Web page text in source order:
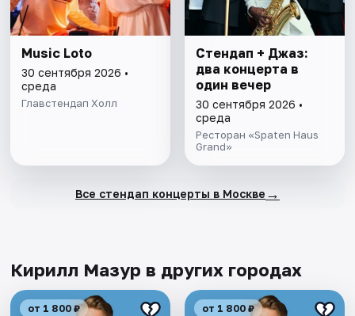
Music Loto
30 сентября 2026 •
среда
Главстендап Холл
Стендап + Джаз:
два концерта в
один вечер
30 сентября 2026 •
среда
Ресторан «Spaten Haus
Grand»
Все стендап концерты в Москве →
Кирилл Мазур в других городах
от 1 800 ₽ от 1 800 ₽